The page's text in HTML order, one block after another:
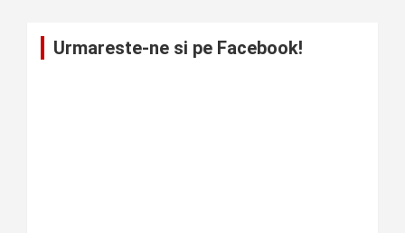
Urmareste-ne si pe Facebook!